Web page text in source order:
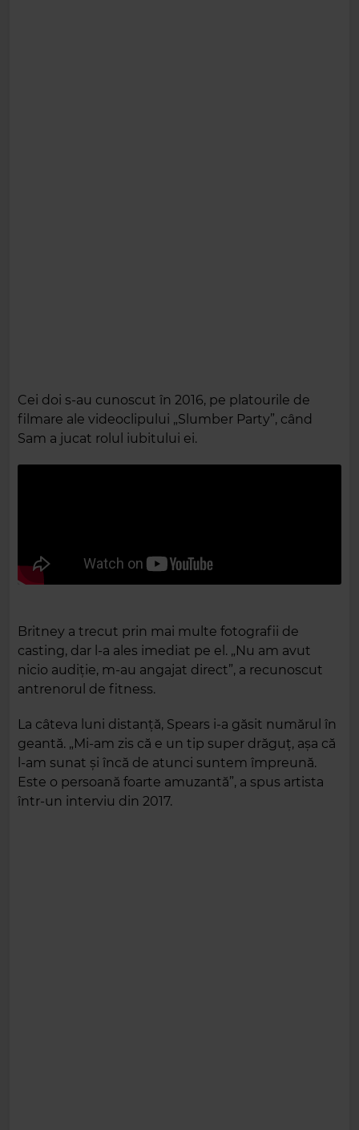
Cei doi s-au cunoscut în 2016, pe platourile de
filmare ale videoclipului „Slumber Party”, când
Sam a jucat rolul iubitului ei.
Britney a trecut prin mai multe fotografii de
casting, dar l-a ales imediat pe el. „Nu am avut
nicio audiție, m-au angajat direct”, a recunoscut
antrenorul de fitness.
La câteva luni distanță, Spears i-a găsit numărul în
geantă. „Mi-am zis că e un tip super drăguț, așa că
l-am sunat și încă de atunci suntem împreună.
Este o persoană foarte amuzantă”, a spus artista
într-un interviu din 2017.